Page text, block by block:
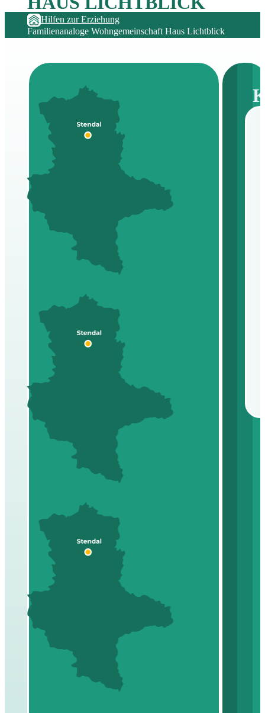
Hilfen zur Erziehung
Familienanaloge Wohngemeinschaft Haus Lichtblick